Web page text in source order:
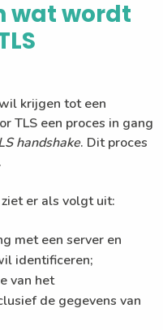
wat wordt
krijgen tot een
TLS een proces in gang
handshake. Dit proces
er als volgt uit:
met een server en
identificeren;
van het
de gegevens van